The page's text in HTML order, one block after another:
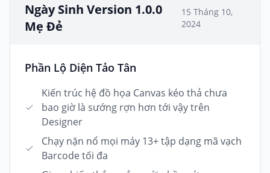
Ngày Sinh Version 1.0.0
Mẹ Đẻ
15 Tháng 10,
2024
Phần Lộ Diện Tảo Tân
Kiến trúc hệ đồ họa Canvas kéo thả chưa
bao giờ là sướng rợn hơn tới vậy trên
Designer
Chạy nặn nổ mọi máy 13+ tập dạng mã vạch
Barcode tối đa